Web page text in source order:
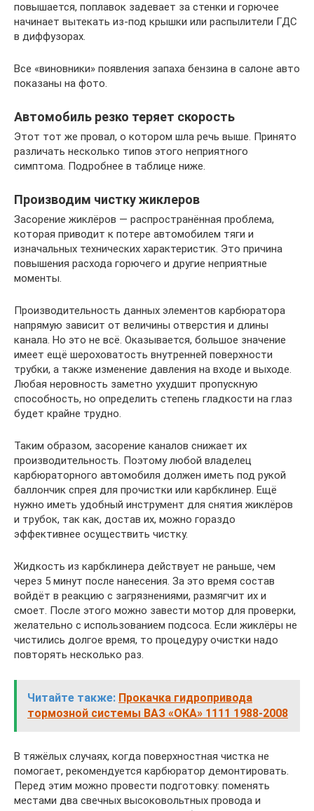
повышается, поплавок задевает за стенки и горючее
начинает вытекать из-под крышки или распылители ГДС
в диффузорах.
Все «виновники» появления запаха бензина в салоне авто
показаны на фото.
Автомобиль резко теряет скорость
Этот тот же провал, о котором шла речь выше. Принято
различать несколько типов этого неприятного
симптома. Подробнее в таблице ниже.
Производим чистку жиклеров
Засорение жиклёров — распространённая проблема,
которая приводит к потере автомобилем тяги и
изначальных технических характеристик. Это причина
повышения расхода горючего и другие неприятные
моменты.
Производительность данных элементов карбюратора
напрямую зависит от величины отверстия и длины
канала. Но это не всё. Оказывается, большое значение
имеет ещё шероховатость внутренней поверхности
трубки, а также изменение давления на входе и выходе.
Любая неровность заметно ухудшит пропускную
способность, но определить степень гладкости на глаз
будет крайне трудно.
Таким образом, засорение каналов снижает их
производительность. Поэтому любой владелец
карбюраторного автомобиля должен иметь под рукой
баллончик спрея для прочистки или карбклинер. Ещё
нужно иметь удобный инструмент для снятия жиклёров
и трубок, так как, достав их, можно гораздо
эффективнее осуществить чистку.
Жидкость из карбклинера действует не раньше, чем
через 5 минут после нанесения. За это время состав
войдёт в реакцию с загрязнениями, размягчит их и
смоет. После этого можно завести мотор для проверки,
желательно с использованием подсоса. Если жиклёры не
чистились долгое время, то процедуру очистки надо
повторять несколько раз.
Читайте также: Прокачка гидропривода
тормозной системы ВАЗ «ОКА» 1111 1988-2008
В тяжёлых случаях, когда поверхностная чистка не
помогает, рекомендуется карбюратор демонтировать.
Перед этим можно провести подготовку: поменять
местами два свечных высоковольтных провода и